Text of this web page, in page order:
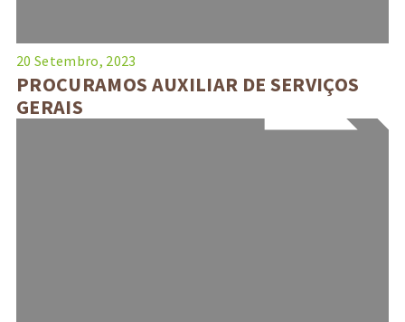
20 Setembro, 2023
PROCURAMOS AUXILIAR DE SERVIÇOS
GERAIS